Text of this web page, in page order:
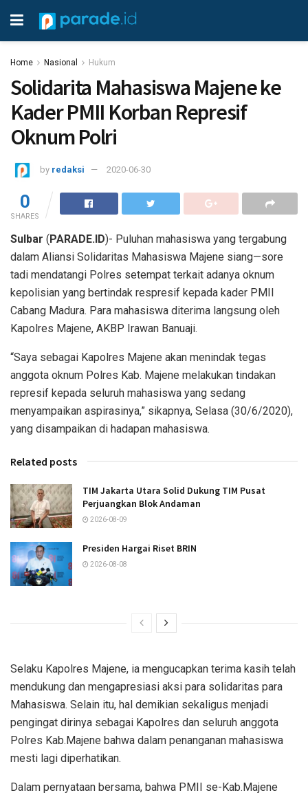
Home Nasional Hukum
Solidarita Mahasiswa Majene ke
Kader PMII Korban Represif
Oknum Polri
by redaksi 2020-06-30
0
SHARES
Sulbar (PARADE.ID)- Puluhan mahasiswa yang tergabung
dalam Aliansi Solidaritas Mahasiswa Majene siang—sore
tadi mendatangi Polres setempat terkait adanya oknum
kepolisian yang bertindak respresif kepada kader PMII
Cabang Madura. Para mahasiswa diterima langsung oleh
Kapolres Majene, AKBP Irawan Banuaji.
“Saya sebagai Kapolres Majene akan menindak tegas
anggota oknum Polres Kab. Majene melakukan tindakan
represif kepada seluruh mahasiswa yang sedang
menyampaikan aspirasinya,” sikapnya, Selasa (30/6/2020),
yang disampaikan di hadapan mahasiswa.
Related posts
TIM Jakarta Utara Solid Dukung TIM Pusat
Perjuangkan Blok Andaman
2026-08-09
Presiden Hargai Riset BRIN
2026-08-08
Selaku Kapolres Majene, ia mengucapkan terima kasih telah
mendukung dan mengapresiasi aksi para solidaritas para
Mahasiswa. Selain itu, hal demikian sekaligus menjadi
pengingat dirinya sebagai Kapolres dan seluruh anggota
Polres Kab.Majene bahwa dalam penanganan mahasiswa
mesti lagi diperhatikan.
Dalam pernyataan bersama, bahwa PMII se-Kab.Majene